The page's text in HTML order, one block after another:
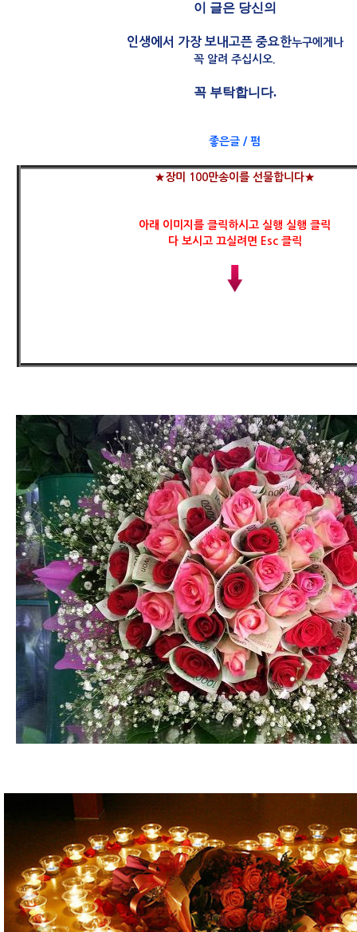
이 글은 당신의
인생에서 가장 보내고픈 중요한누구에게나
꼭 알려 주십시오.
꼭 부탁합니다.
좋은글 / 펌
★장미 100만송이를 선물합니다★
아래 이미지를 클릭하시고 실행 실행 클릭
다 보시고 끄실려면 Esc 클릭